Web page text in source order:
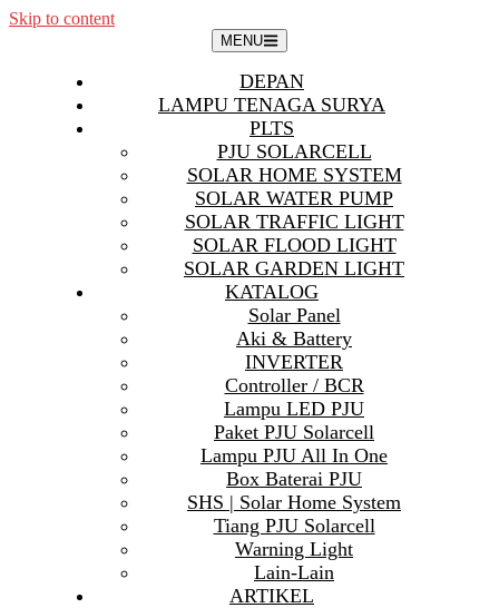
Skip to content
MENU
DEPAN
LAMPU TENAGA SURYA
PLTS
PJU SOLARCELL
SOLAR HOME SYSTEM
SOLAR WATER PUMP
SOLAR TRAFFIC LIGHT
SOLAR FLOOD LIGHT
SOLAR GARDEN LIGHT
KATALOG
Solar Panel
Aki & Battery
INVERTER
Controller / BCR
Lampu LED PJU
Paket PJU Solarcell
Lampu PJU All In One
Box Baterai PJU
SHS | Solar Home System
Tiang PJU Solarcell
Warning Light
Lain-Lain
ARTIKEL